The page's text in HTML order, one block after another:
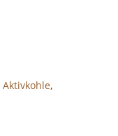
Aktivkohle,